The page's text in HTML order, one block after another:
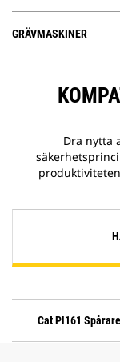
GRÄVMASKINER
Dra nytta
Cat Pl161